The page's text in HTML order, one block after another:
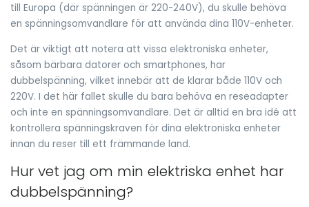
till Europa (där spänningen är 220-240V), du skulle behöva
en spänningsomvandlare för att använda dina 110V-enheter.
Det är viktigt att notera att vissa elektroniska enheter,
såsom bärbara datorer och smartphones, har
dubbelspänning, vilket innebär att de klarar både 110V och
220V. I det här fallet skulle du bara behöva en reseadapter
och inte en spänningsomvandlare. Det är alltid en bra idé att
kontrollera spänningskraven för dina elektroniska enheter
innan du reser till ett främmande land.
Hur vet jag om min elektriska enhet har
dubbelspänning?